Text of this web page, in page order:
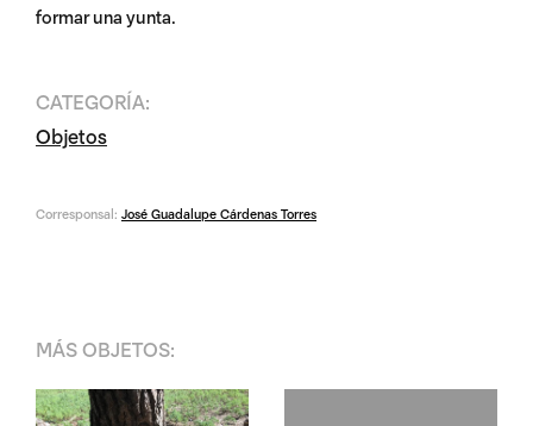
formar una yunta.
CATEGORÍA:
Objetos
Corresponsal: José Guadalupe Cárdenas Torres
MÁSOBJETOS: